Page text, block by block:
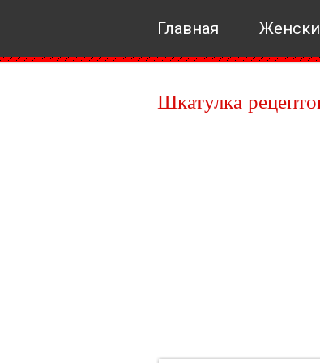
Главная
Шкатулка